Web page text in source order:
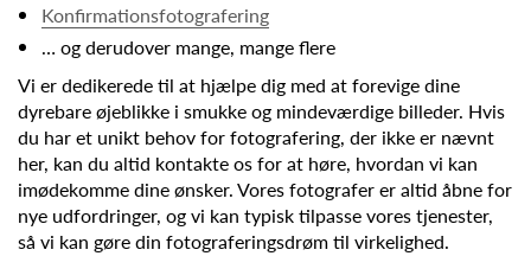
Konfirmationsfotografering
… og derudover mange, mange flere
Vi er dedikerede til at hjælpe dig med at forevige dine
dyrebare øjeblikke i smukke og mindeværdige billeder. Hvis
du har et unikt behov for fotografering, der ikke er nævnt
her, kan du altid kontakte os for at høre, hvordan vi kan
imødekomme dine ønsker. Vores fotografer er altid åbne for
nye udfordringer, og vi kan typisk tilpasse vores tjenester,
så vi kan gøre din fotograferingsdrøm til virkelighed.